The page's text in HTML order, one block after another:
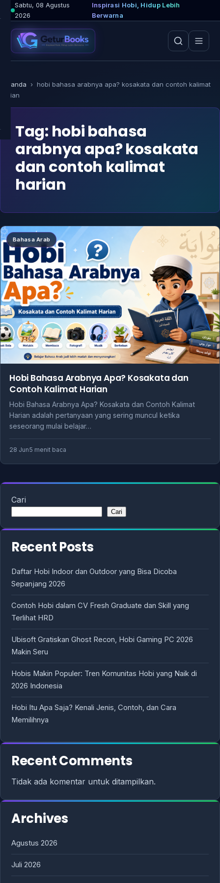
Lewati
ke
konten
Sabtu, 08 Agustus
2026
Inspirasi Hobi, Hidup Lebih
Berwarna
Beranda › hobi bahasa arabnya apa? kosakata dan contoh kalimat
harian
Tag: hobi bahasa
arabnya apa? kosakata
dan contoh kalimat
harian
Bahasa Arab
Hobi Bahasa Arabnya Apa? Kosakata dan
Contoh Kalimat Harian
Hobi Bahasa Arabnya Apa? Kosakata dan Contoh Kalimat
Harian adalah pertanyaan yang sering muncul ketika
seseorang mulai belajar…
28 Jun5 menit baca
Cari
Cari
Recent Posts
Daftar Hobi Indoor dan Outdoor yang Bisa Dicoba
Sepanjang 2026
Contoh Hobi dalam CV Fresh Graduate dan Skill yang
Terlihat HRD
Ubisoft Gratiskan Ghost Recon, Hobi Gaming PC 2026
Makin Seru
Hobis Makin Populer: Tren Komunitas Hobi yang Naik di
2026 Indonesia
Hobi Itu Apa Saja? Kenali Jenis, Contoh, dan Cara
Memilihnya
Recent Comments
Tidak ada komentar untuk ditampilkan.
Archives
Agustus 2026
Juli 2026